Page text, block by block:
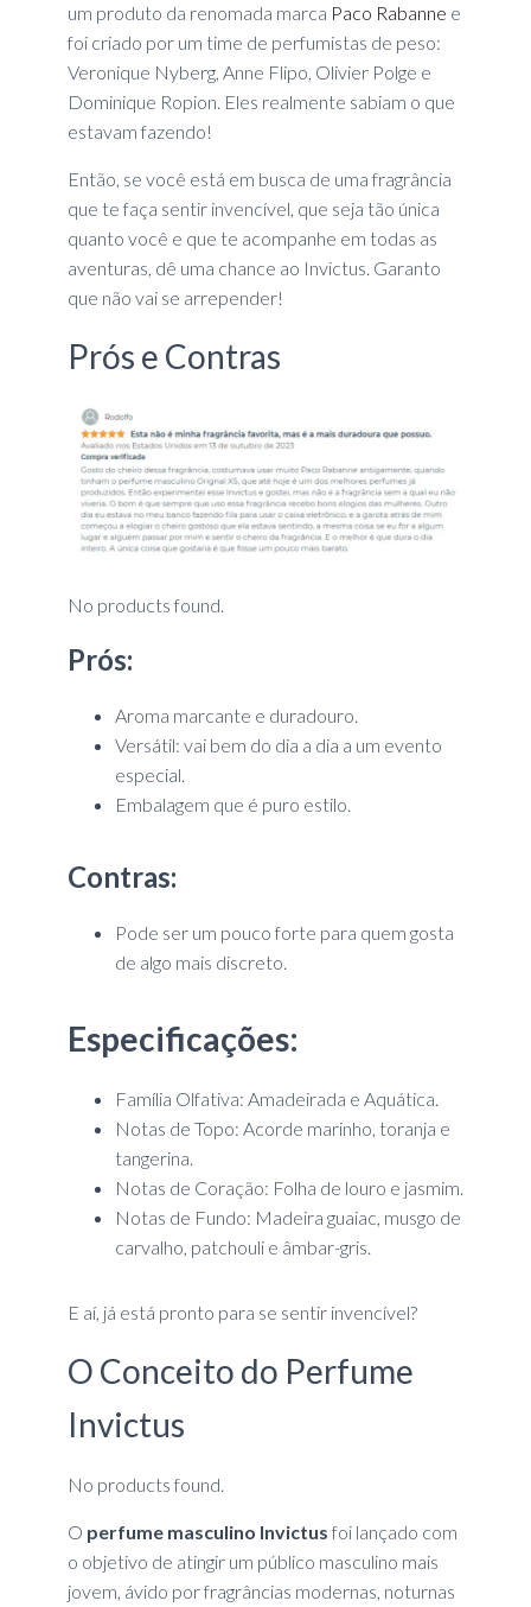
um produto da renomada marca Paco Rabanne e
foi criado por um time de perfumistas de peso:
Veronique Nyberg, Anne Flipo, Olivier Polge e
Dominique Ropion. Eles realmente sabiam o que
estavam fazendo!
Então, se você está em busca de uma fragrância
que te faça sentir invencível, que seja tão única
quanto você e que te acompanhe em todas as
aventuras, dê uma chance ao Invictus. Garanto
que não vai se arrepender!
Prós e Contras
No products found.
Prós:
Aroma marcante e duradouro.
Versátil: vai bem do dia a dia a um evento
especial.
Embalagem que é puro estilo.
Contras:
Pode ser um pouco forte para quem gosta
de algo mais discreto.
Especificações:
Família Olfativa: Amadeirada e Aquática.
Notas de Topo: Acorde marinho, toranja e
tangerina.
Notas de Coração: Folha de louro e jasmim.
Notas de Fundo: Madeira guaiac, musgo de
carvalho, patchouli e âmbar-gris.
E aí, já está pronto para se sentir invencível?
O Conceito do Perfume
Invictus
No products found.
O perfume masculino Invictus foi lançado com
o objetivo de atingir um público masculino mais
jovem, ávido por fragrâncias modernas, noturnas